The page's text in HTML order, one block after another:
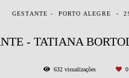
GESTANTE PORTO ALEGRE
- TATIANA
632visualizações 0